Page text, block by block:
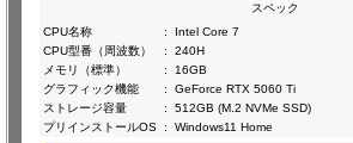
スペック
CPU名称
:
Intel Core 7
CPU型番（周波数）
:
240H
メモリ（標準）
:
16GB
グラフィック機能
:
GeForce RTX 5060 Ti
ストレージ容量
:
512GB (M.2 NVMe SSD)
プリインストールOS : Windows11 Home